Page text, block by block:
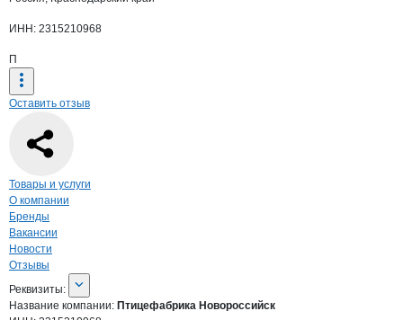
ИНН: 2315210968
П
Оставить отзыв
Навигация по странице
Товары и услуги
О компании
Бренды
Вакансии
Новости
Отзывы
О компании
Реквизиты
Реквизиты:
Название компании: Птицефабрика Новороссийск